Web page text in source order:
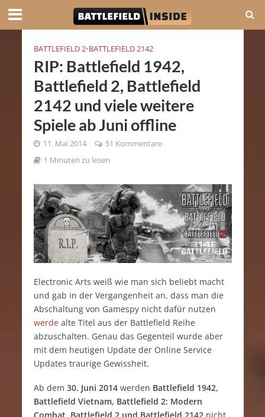
BATTLEFIELD 2•BATTLEFIELD 2142
RIP: Battlefield 1942,
Battlefield 2, Battlefield
2142 und viele weitere
Spiele ab Juni offline
11. Mai 2014
51 Kommentare
1 Minuten zu lesen
Electronic Arts weiß wie man sich beliebt macht
und gab in der Vergangenheit an, dass man die
Abschaltung von Gamespy nicht dafür nutzen
werdealte Titel aus der Battlefield Reihe
abzuschalten. Genau das Gegenteil wurde aber
mit dem heutigen Update der Online Service
Updates traurige Gewissheit.
Ab dem 30. Juni 2014werden Battlefield 1942,
Battlefield Vietnam, Battlefield 2: Modern